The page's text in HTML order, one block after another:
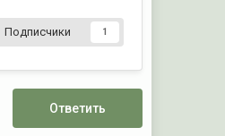
Подписчики 1
Ответить